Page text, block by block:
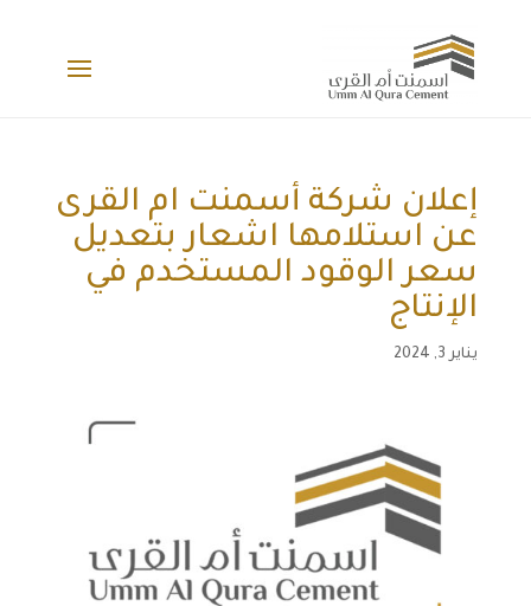
إعلان شركة أسمنت ام القرى
عن استلامها اشعار بتعديل
سعر الوقود المستخدم في
الإنتاج
يناير 3, 2024